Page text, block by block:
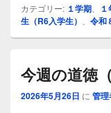
カテゴリー: １学期
生（R6入学生）
令和
今週の道徳
2026年5月26日 に 管理